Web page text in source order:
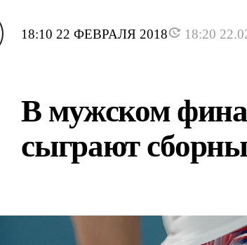
18:10 22 ФЕВРАЛЯ 2018 18:20
В мужском
сыграют